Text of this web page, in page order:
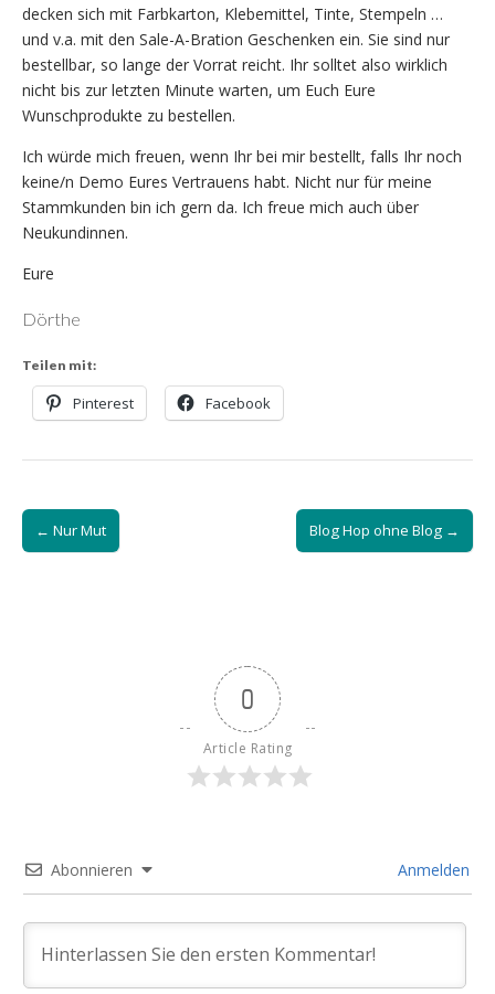
decken sich mit Farbkarton, Klebemittel, Tinte, Stempeln …
und v.a. mit den Sale-A-Bration Geschenken ein. Sie sind nur
bestellbar, so lange der Vorrat reicht. Ihr solltet also wirklich
nicht bis zur letzten Minute warten, um Euch Eure
Wunschprodukte zu bestellen.
Ich würde mich freuen, wenn Ihr bei mir bestellt, falls Ihr noch
keine/n Demo Eures Vertrauens habt. Nicht nur für meine
Stammkunden bin ich gern da. Ich freue mich auch über
Neukundinnen.
Eure
Dörthe
Teilen mit:
Pinterest Facebook
Post
navigation
← Nur Mut Blog Hop ohne Blog →
0
Article Rating
Abonnieren Anmelden